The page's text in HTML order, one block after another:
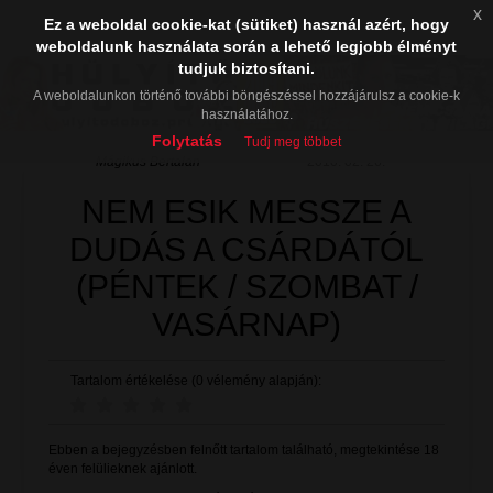
NEM ESIK MESSZE A
DUDÁS A CSÁRDÁTÓL
(PÉNTEK / SZOMBAT /
VASÁRNAP)
Tartalom értékelése (0 vélemény alapján):
Ebben a bejegyzésben felnőtt tartalom található, megtekintése 18
éven felülieknek ajánlott.
Ez a weboldal cookie-kat (sütiket) használ azért, hogy
weboldalunk használata során a lehető legjobb élményt
tudjuk biztosítani.
A weboldalunkon történő további böngészéssel hozzájárulsz a cookie-k
használatához.
Folytatás Tudj meg többet
x